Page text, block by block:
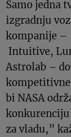
Samo jedna
izgradnju
kompanije –
Intuitive,
Astrolab –
bi NASA
za vladu,”